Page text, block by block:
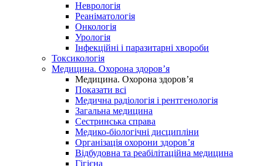
Неврологія
Реаніматологія
Онкологія
Урологія
Інфекційні і паразитарні хвороби
Токсикологія
Медицина. Охорона здоров’я
Медицина. Охорона здоров’я
Показати всі
Медична радіологія і рентгенологія
Загальна медицина
Сестринська справа
Медико-біологічні дисципліни
Організація охорони здоров’я
Відбудовна та реабілітаційна медицина
Гігієна